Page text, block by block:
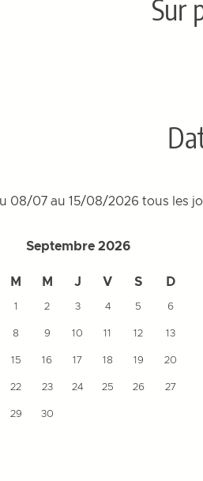
Sur
08/07 au 15/08/2026 tous les
Septembre 2026
M M J V S D
1 2 3 4 5 6
8 9 10 11 12 13
15 16 17 18 19 20
22 23 24 25 26 27
29 30